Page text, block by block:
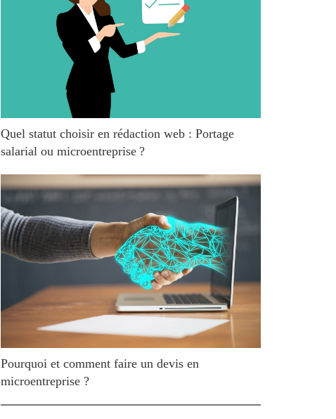
Quel statut choisir en rédaction web : Portage
salarial ou microentreprise ?
Pourquoi et comment faire un devis en
microentreprise ?